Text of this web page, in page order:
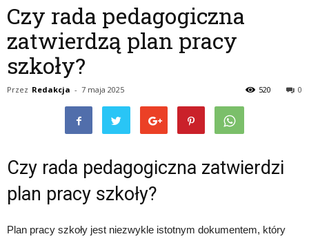
Czy rada pedagogiczna
zatwierdzą plan pracy
szkoły?
Przez Redakcja - 7 maja 2025 0
520
Czy rada pedagogiczna zatwierdzi
plan pracy szkoły?
Plan pracy szkoły jest niezwykle istotnym dokumentem, który